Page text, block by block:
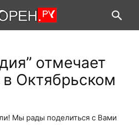
отмечает
в Октябрьском
Мы рады поделиться с Вами